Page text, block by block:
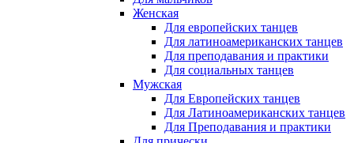
Женская
Для европейских танцев
Для латиноамериканских танцев
Для преподавания и практики
Для социальных танцев
Мужская
Для Европейских танцев
Для Латиноамериканских танцев
Для Преподавания и практики